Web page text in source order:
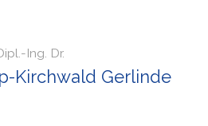
Ing. Dr.
Kirchwald Gerlinde